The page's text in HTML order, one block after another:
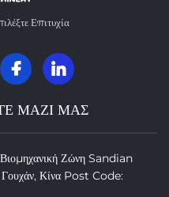
Επιτυχία
ΜΑΖΙ ΜΑΣ
Ζώνη Sandian
Κίνα Post Code: